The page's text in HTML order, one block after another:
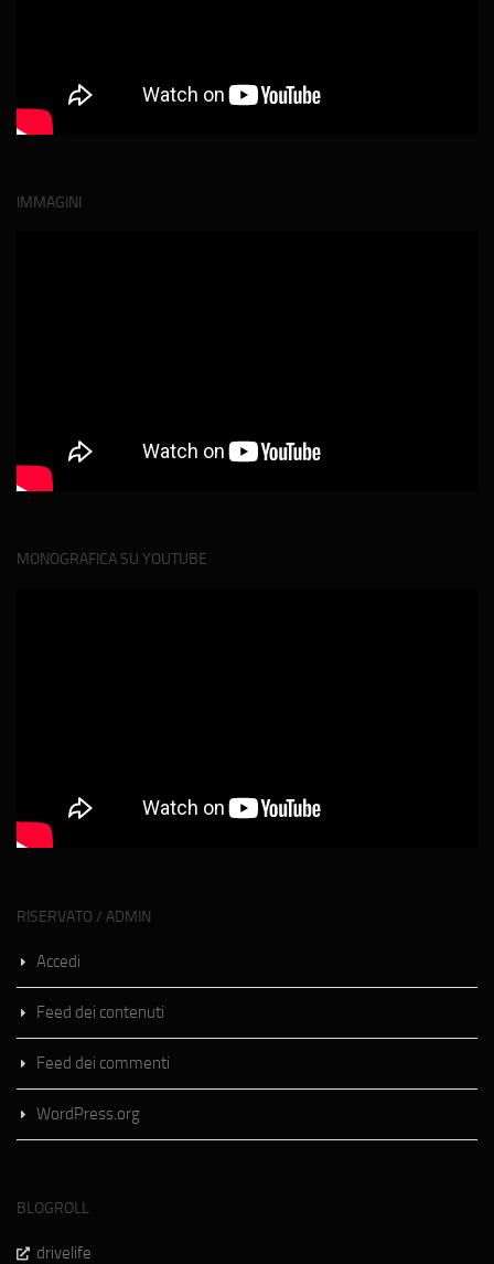
IMMAGINI
MONOGRAFICA SU YOUTUBE
RISERVATO / ADMIN
Accedi
Feed dei contenuti
Feed dei commenti
WordPress.org
BLOGROLL
drivelife